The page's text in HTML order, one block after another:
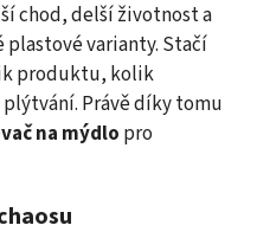
chod, delší životnost a
plastové varianty. Stačí
produktu, kolik
Právě díky tomu
na mýdlo pro